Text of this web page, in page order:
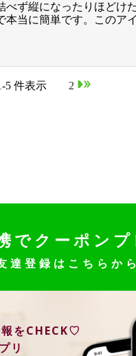
べず縦になったりほど
当に簡単です。このア
5 件表示 2
でクーポンプ
達登録はこちらか
をCHECK♡
リ